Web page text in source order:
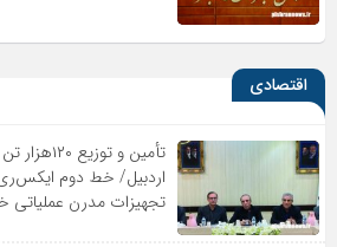
اقتصادی
تأمین و
اردبیل/ خط دوم ایکس‌ری
تجهیزات مدرن عملیاتی